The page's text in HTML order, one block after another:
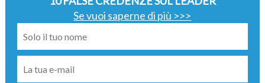
Se vuoi saperne di più >>>